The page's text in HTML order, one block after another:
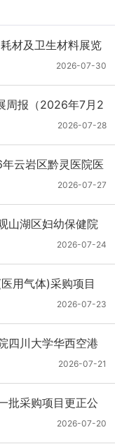
材及卫生材料展览
2026-07-30
周报（2026年7月2
2026-07-28
云岩区黔灵医院医
三次招标的公开招
2026-07-27
山湖区妇幼保健院
公告
2026-07-24
用气体)采购项目
2026-07-23
四川大学华西空港
采购项目招标公告
2026-07-21
批采购项目更正公
2026-07-20